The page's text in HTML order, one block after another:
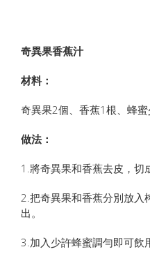
奇異果香蕉汁
材料：
奇異果2個、香蕉1根、蜂
做法：
1.將奇異果和香蕉去皮，切
2.把奇異果和香蕉分別放入
出。
3.加入少許蜂蜜調勻即可飲